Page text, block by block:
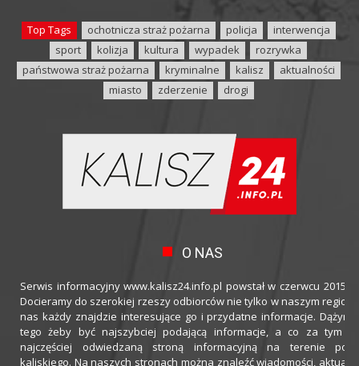
Top Tags ochotnicza straż pożarna policja
interwencja
sport
kolizja kultura wypadek
rozrywka
państwowa straż pożarna
kryminalne kalisz
aktualności
miasto
zderzenie drogi
O NAS
Serwis informacyjny www.kalisz24.info.pl powstał w czerwcu 2015
Docieramy do szerokiej rzeszy odbiorców nie tylko w naszym
nas każdy znajdzie interesujące go i przydatne informacje.
tego żeby być najszybciej podającą informacje, a co za tym
najczęściej odwiedzaną stroną informacyjną na terenie
kaliskiego. Na naszych stronach można znaleźć wiadomości,